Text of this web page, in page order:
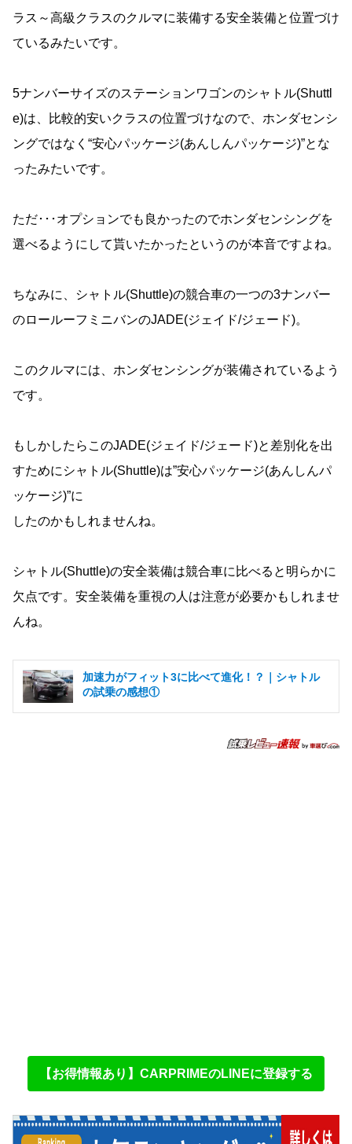
ラス～高級クラスのクルマに装備する安全装備と位置づけ
ているみたいです。
5ナンバーサイズのステーションワゴンのシャトル(Shuttl
e)は、比較的安いクラスの位置づけなので、ホンダセンシ
ングではなく“安心パッケージ(あんしんパッケージ)”とな
ったみたいです。
ただ･･･オプションでも良かったのでホンダセンシングを
選べるようにして貰いたかったというのが本音ですよね。
ちなみに、シャトル(Shuttle)の競合車の一つの3ナンバー
のロールーフミニバンのJADE(ジェイド/ジェード)。
このクルマには、ホンダセンシングが装備されているよう
です。
もしかしたらこのJADE(ジェイド/ジェード)と差別化を出
すためにシャトル(Shuttle)は”安心パッケージ(あんしんパ
ッケージ)”に
したのかもしれませんね。
シャトル(Shuttle)の安全装備は競合車に比べると明らかに
欠点です。安全装備を重視の人は注意が必要かもしれませ
んね。
加速力がフィット3に比べて進化！？｜シャトル
の試乗の感想①
【お得情報あり】CARPRIMEのLINEに登録する